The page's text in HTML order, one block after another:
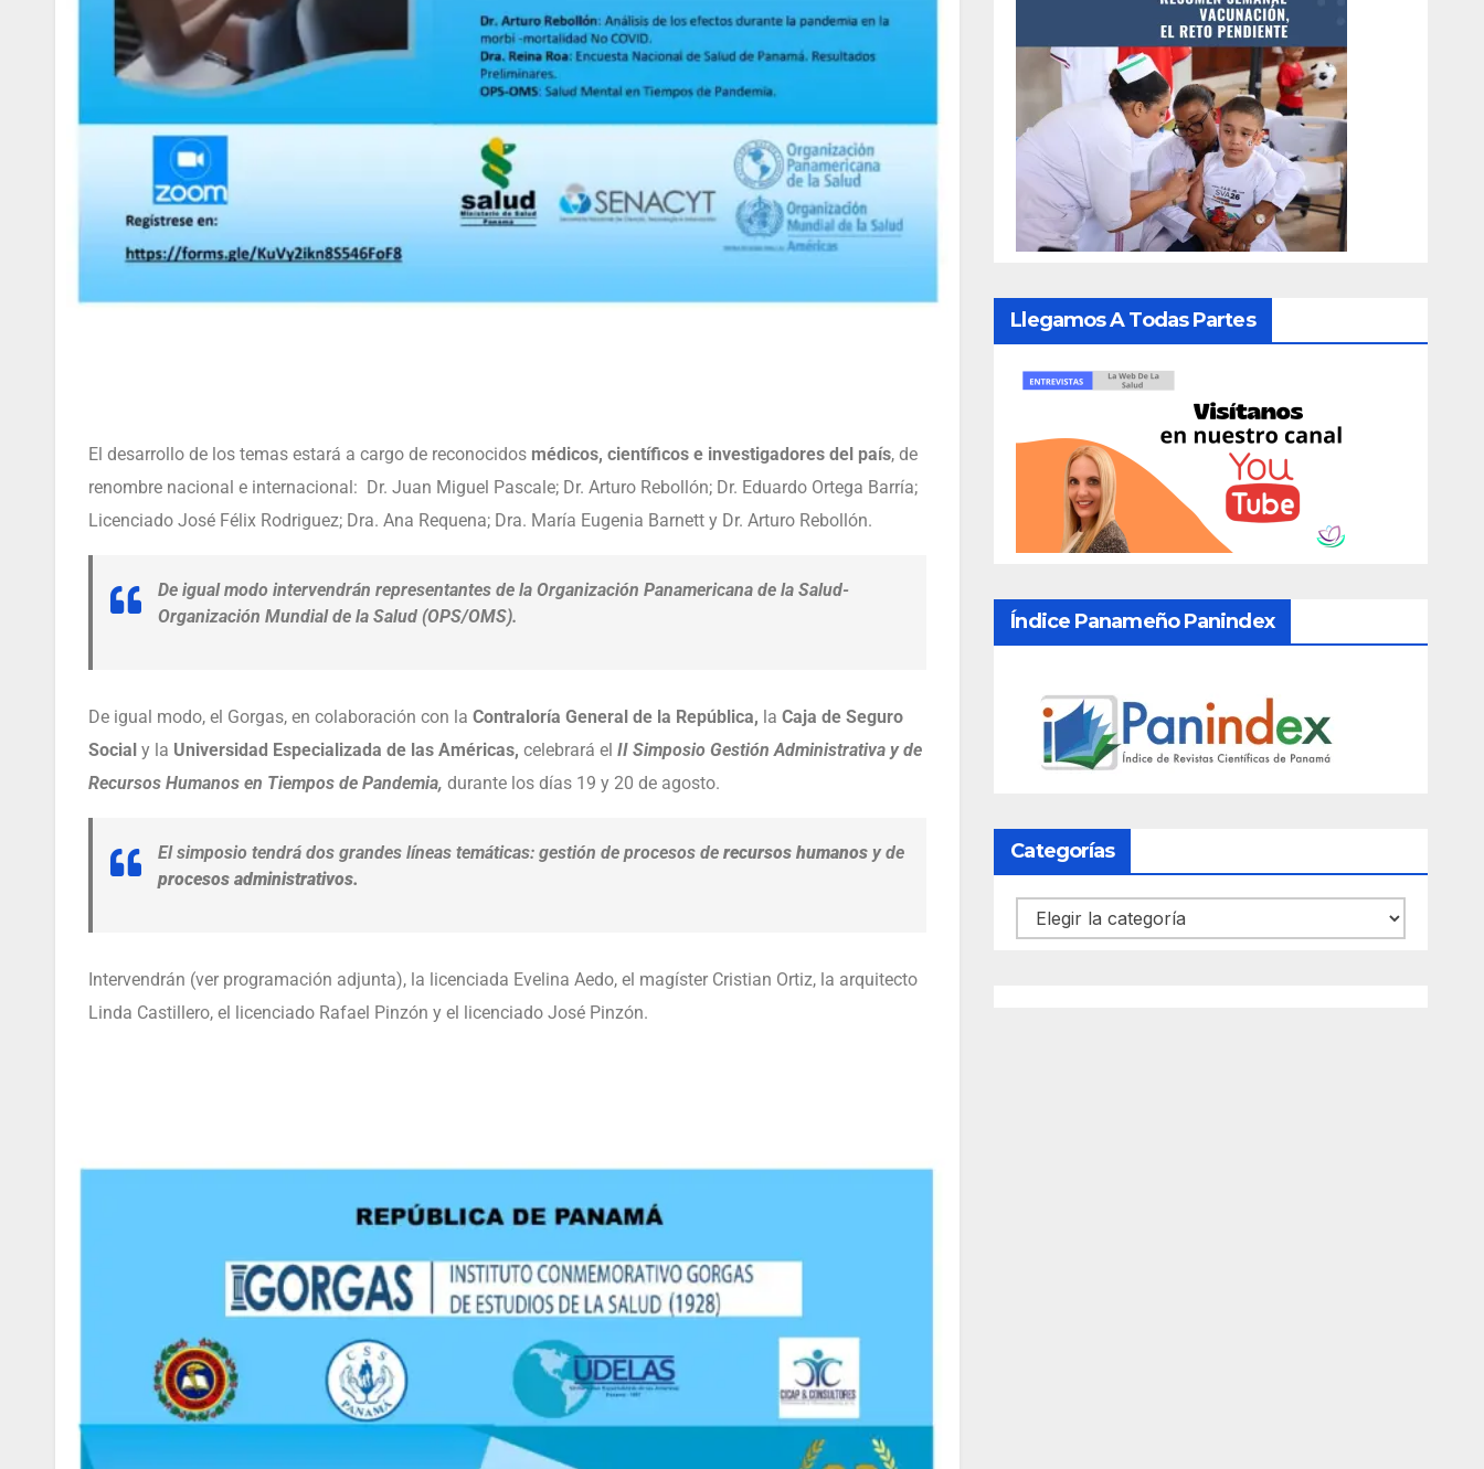
El desarrollo de los temas estará a cargo de reconocidos médicos, científicos e investigadores del país, de
renombre nacional e internacional: Dr. Juan Miguel Pascale; Dr. Arturo Rebollón; Dr. Eduardo Ortega Barría;
Licenciado José Félix Rodriguez; Dra. Ana Requena; Dra. María Eugenia Barnett y Dr. Arturo Rebollón.
De igual modo intervendrán representantes de la Organización Panamericana de la Salud-
Organización Mundial de la Salud (OPS/OMS).
De igual modo, el Gorgas, en colaboración con la Contraloría General de la República, la Caja de Seguro
Social y la Universidad Especializada de las Américas, celebrará el II Simposio Gestión Administrativa y de
Recursos Humanos en Tiempos de Pandemia, durante los días 19 y 20 de agosto.
El simposio tendrá dos grandes líneas temáticas: gestión de procesos de recursos humanos y de
procesos administrativos.
Intervendrán (ver programación adjunta), la licenciada Evelina Aedo, el magíster Cristian Ortiz, la arquitecto
Linda Castillero, el licenciado Rafael Pinzón y el licenciado José Pinzón.
Llegamos A Todas Partes
Índice Panameño Panindex
Categorías